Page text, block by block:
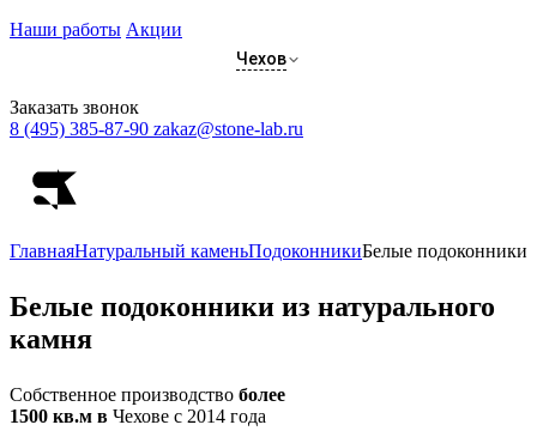
Наши работы Акции
Чехов
Заказать звонок
8 (495) 385-87-90 zakaz@stone-lab.ru
ГлавнаяНатуральный каменьПодоконникиБелые подоконники
Белые подоконники из натурального
камня
Собственное производство более
1500 кв.м в Чехове с 2014 года